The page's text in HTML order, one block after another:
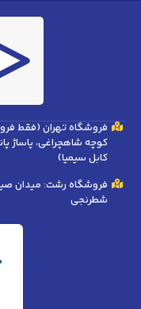
فروشگاه تهران (فقط
کابل سیمیا)
فروشگاه رشت: میدان
شطرنجی